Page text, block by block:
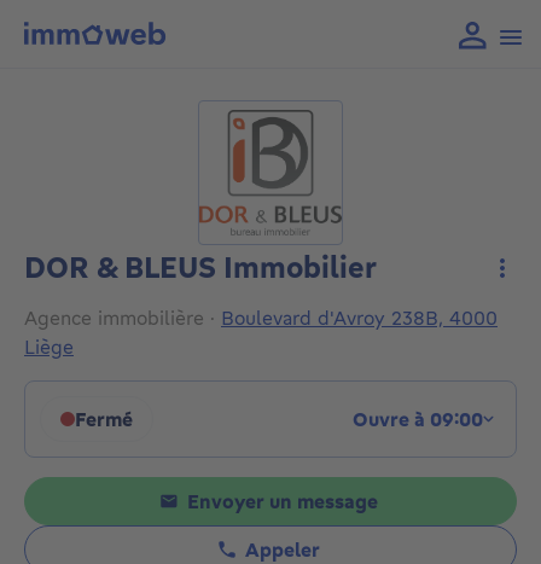
DOR & BLEUS Immobilier
Agence immobilière · Boulevard d'Avroy 238B, 4000
Liège
Fermé Ouvre à 09:00
Cliquez pour afficher les horaires
Envoyer un message
Appeler